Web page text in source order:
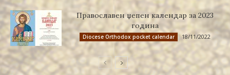
Православен џепен календар за 2023
година
Diocese Orthodox pocket calendar 18/11/2022